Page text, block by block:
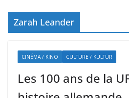
Zarah Leander
CINÉMA / KINO CULTURE / KULTUR
Les 100 ans de la